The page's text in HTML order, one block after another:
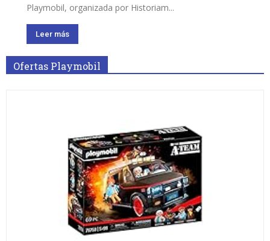
Playmobil, organizada por Historiam...
Leer más
Ofertas Playmobil